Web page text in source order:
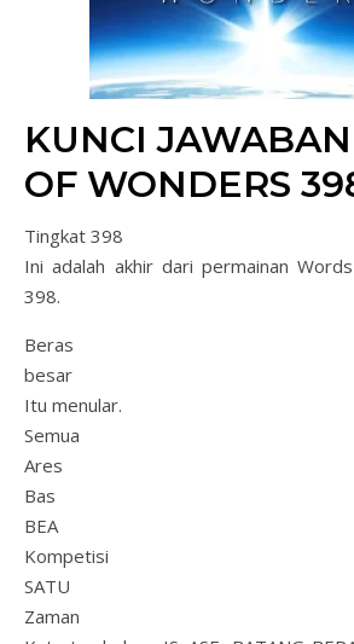
KUNCI
OF WONDERS
Tingkat 398
Ini adalah akhir dari permainan
398.
Beras
besar
Itu menular.
Semua
Ares
Bas
BEA
Kompetisi
SATU
Zaman